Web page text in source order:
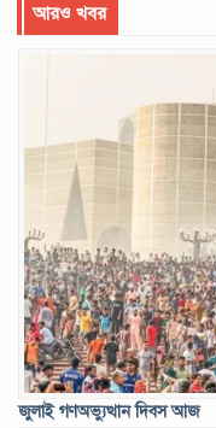
আরও খবর
জুলাই গণঅভ্যুত্থান দিবস আজ